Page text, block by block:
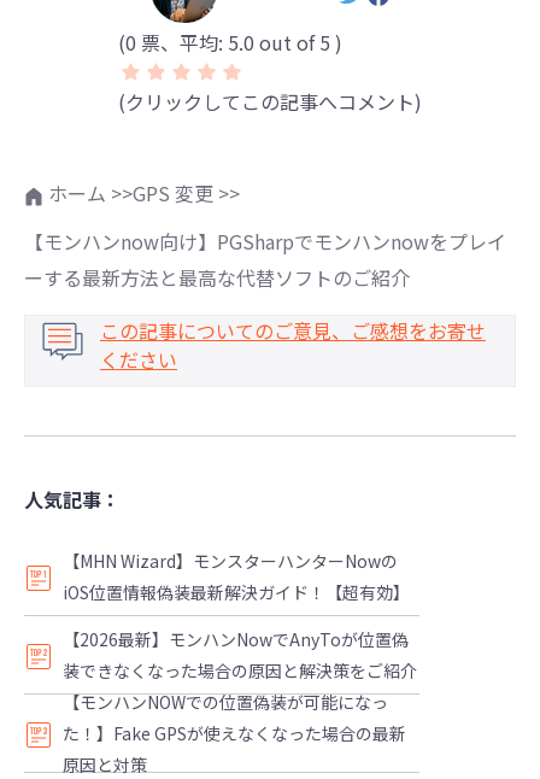
(0 票、平均: 5.0 out of 5 )
(クリックしてこの記事へコメント)
ホーム >>GPS 変更 >>
【モンハンnow向け】PGSharpでモンハンnowをプレイ
ーする最新方法と最高な代替ソフトのご紹介
この記事についてのご意見、ご感想をお寄せ
ください
人気記事：
【MHN Wizard】モンスターハンターNowの
iOS位置情報偽装最新解決ガイド！【超有効】
【2026最新】モンハンNowでAnyToが位置偽
装できなくなった場合の原因と解決策をご紹介
【モンハンNOWでの位置偽装が可能になっ
た！】Fake GPSが使えなくなった場合の最新
原因と対策